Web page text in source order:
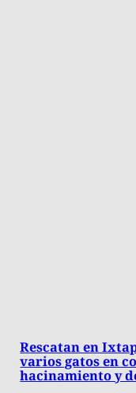
Rescatan en
varios gatos en
hacinamiento y